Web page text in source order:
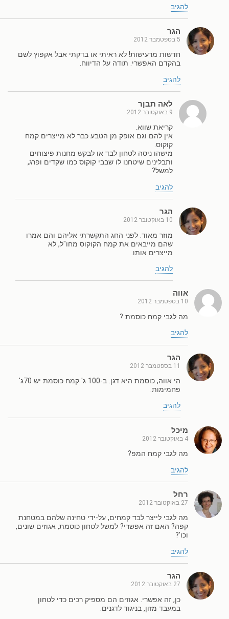
להגיב
הגר
5 בספטמבר 2012
חדשות מרעישות! לא ראיתי או בדקתי אבל אקפוץ לשם
בהקדם האפשרי. תודה על הדיווח.
להגיב
לאה תבןר
9 באוקטובר 2012
קריאת שווא.
אין להם וגם אופק מן הטבע כבר לא מייצרים קמח
קוקוס.
מישהו ניסה לטחון לבד או לבקש מחנות פיצוחים
ותבלינים שיטחנו לו שבבי קוקוס כמו שקדים ופרג,
למשל?
להגיב
הגר
10 באוקטובר 2012
מוזר מאוד. לפני החג התקשרתי אליהם והם אמרו
שהם מייבאים את קמח הקוקוס מחו"ל, לא
מייצרים אותו.
להגיב
אווה
10 בספטמבר 2012
מה לגבי קמח כוסמת ?
להגיב
הגר
11 בספטמבר 2012
הי אווה, כוסמת היא דגן. ב-100 ג' קמח כוסמת יש 70ג'
פחמימות.
להגיב
מיכל
4 באוקטובר 2012
מה לגבי קמח המפ?
להגיב
רחל
27 באוקטובר 2012
מה לגבי לייצר לבד קמחים, על-ידי טחינה שלהם במטחנת
קפה? האם זה אפשרי? למשל לטחון כוסמת, אגוזים שונים,
וכו'?
להגיב
הגר
27 באוקטובר 2012
כן, זה אפשרי. אגוזים הם מספיק רכים כדי לטחון
במעבד מזון, בניגוד לדגנים.